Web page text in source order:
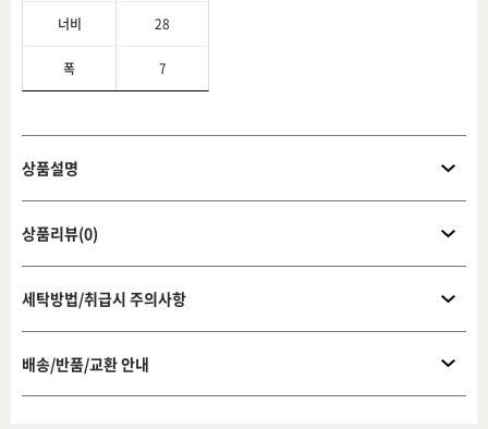
너비 28
폭 7
상품설명
상품리뷰(0)
세탁방법/취급시 주의사항
배송/반품/교환 안내